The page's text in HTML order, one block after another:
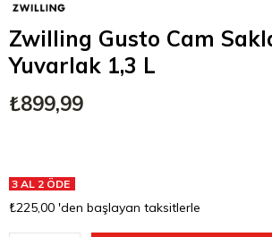
Zwilling Gusto Cam
Yuvarlak 1,3 L
₺899,99
3 AL 2 ÖDE
₺225,00 'den başlayan taksitlerle